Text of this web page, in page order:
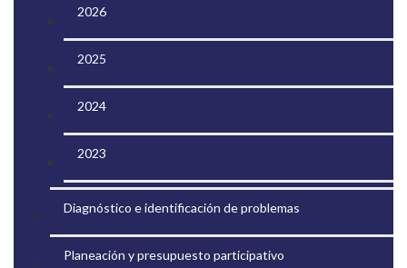
2026
2025
2024
2023
Diagnóstico e identificación de problemas
Planeación y presupuesto participativo